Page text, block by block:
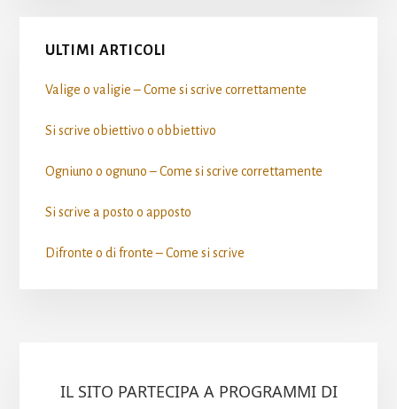
ULTIMI ARTICOLI
Valige o valigie – Come si scrive​ correttamente
Si scrive obiettivo o obbiettivo​
Ogniuno o ognuno – Come si scrive​ correttamente
Si scrive a posto o apposto​
Difronte o di fronte – Come si scrive​
IL SITO PARTECIPA A PROGRAMMI DI